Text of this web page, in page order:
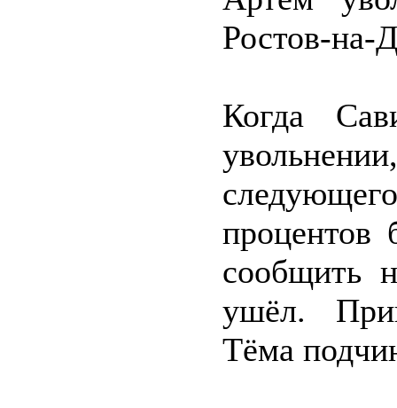
Ростов-на-
Когда
процентов
сообщить
ушёл.
Тёма